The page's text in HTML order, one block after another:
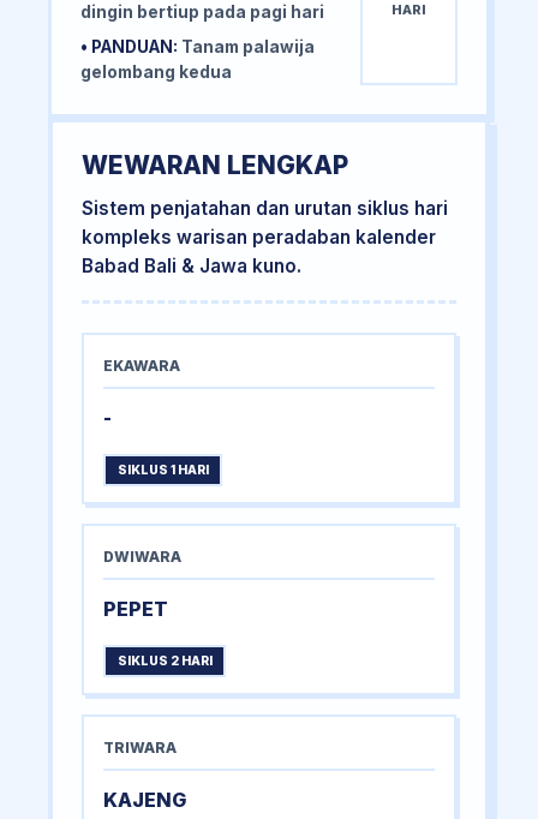
dingin bertiup pada pagi hari
• PANDUAN: Tanam palawija
gelombang kedua
HARI
WEWARAN LENGKAP
Sistem penjatahan dan urutan siklus hari
kompleks warisan peradaban kalender
Babad Bali & Jawa kuno.
EKAWARA
-
SIKLUS 1 HARI
DWIWARA
PEPET
SIKLUS 2 HARI
TRIWARA
KAJENG